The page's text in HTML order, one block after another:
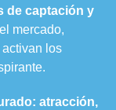
de captación y
mercado,
activan los
atracción,